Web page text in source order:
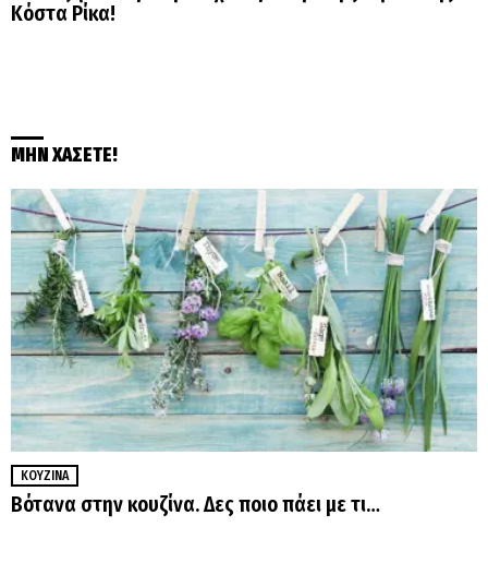
Κόστα Ρίκα!
ΜΗΝ ΧΑΣΕΤΕ!
ΚΟΥΖΊΝΑ
Βότανα στην κουζίνα. Δες ποιο πάει με τι…